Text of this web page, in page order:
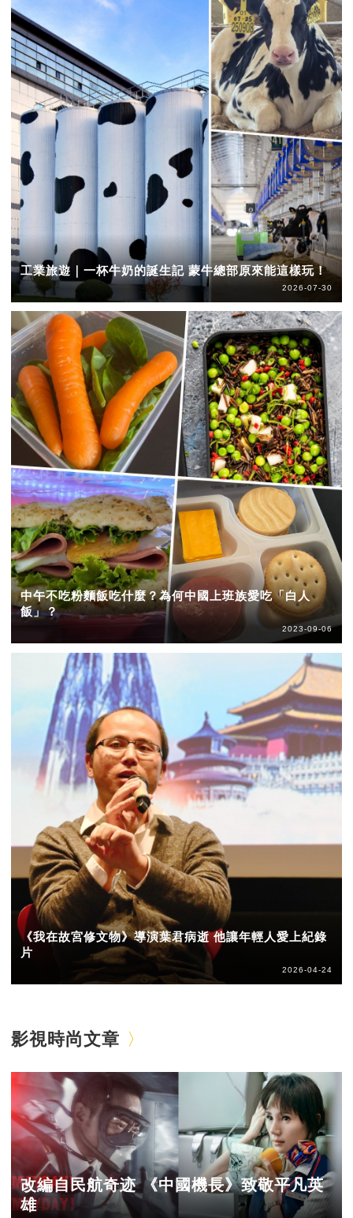
工業旅遊｜一杯牛奶的誕生記 蒙牛總部原來能這樣玩！
2026-07-30
中午不吃粉麵飯吃什麼？為何中國上班族愛吃「白人
飯」？
2023-09-06
《我在故宮修文物》導演葉君病逝 他讓年輕人愛上紀錄
片
2026-04-24
影視時尚文章
改編自民航奇迹 《中國機長》致敬平凡英
雄